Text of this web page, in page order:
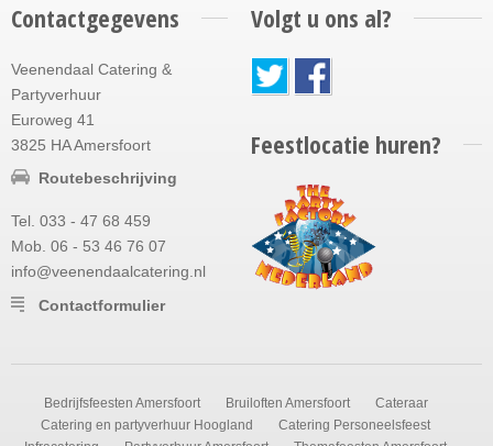
Contactgegevens
Veenendaal Catering &
Partyverhuur
Euroweg 41
3825 HA Amersfoort
Routebeschrijving
Tel. 033 - 47 68 459
Mob. 06 - 53 46 76 07
info@veenendaalcatering.nl
Contactformulier
Volgt u ons al?
Feestlocatie huren?
Bedrijfsfeesten Amersfoort Bruiloften Amersfoort
Cateraar
Catering en partyverhuur Hoogland
Catering Personeelsfeest